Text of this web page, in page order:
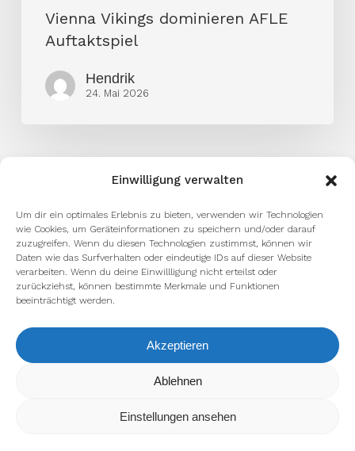
Einwilligung verwalten
Um dir ein optimales Erlebnis zu bieten, verwenden wir Technologien
wie Cookies, um Geräteinformationen zu speichern und/oder darauf
zuzugreifen. Wenn du diesen Technologien zustimmst, können wir
Daten wie das Surfverhalten oder eindeutige IDs auf dieser Website
verarbeiten. Wenn du deine Einwillligung nicht erteilst oder
zurückziehst, können bestimmte Merkmale und Funktionen
beeinträchtigt werden.
Akzeptieren
Ablehnen
Einstellungen ansehen
Vienna Vikings dominieren AFLE
Auftaktspiel
Hendrik
24. Mai 2026
facebook youtube instagram spotify twitch
Wir verwenden Cookies, um dir die bestmögliche Erfahrung auf
kannst du erfahren, welche Cookies wir
verwenden oder sie ausschalten.